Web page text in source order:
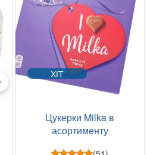
ХІТ
Цукерки Milka в
асортименту